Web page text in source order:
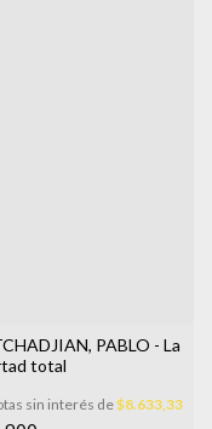
PABLO - La
total
sin interés de$8.633,33